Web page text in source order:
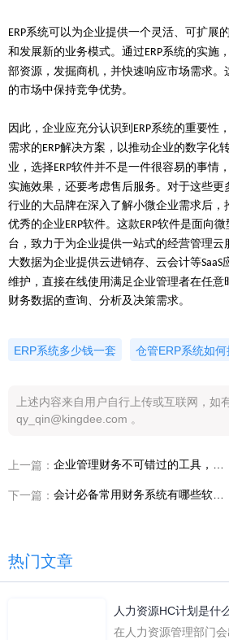
ERP系统可以为企业提供一个灵活、可扩展
和发展新的业务模式。通过ERP系统的实施
部资源，发掘商机，并快速响应市场需求。
的市场中保持竞争优势。
因此，企业应充分认识到 ERP系统的重要性
需求的ERP解决方案，以推动企业的数字化
业，选择ERP软件并不是一件很容易的事情
实施效果，还要考虑售后服务。对于这些更
行业的大品牌在深入了解小微企业需求后，
优秀的企业ERP软件。这款ERP软件是面向
台，致力于为企业提供一站式的经营管理云
大数据为企业提供云进销存、云会计等SaaS
维护，直接在线使用满足企业管理者在任意
财务数据的查询、分析及决策需求。
ERP系统多少钱一套 仓管ERP系统如
上述内容来自用户自行上传或互联网，如
qy_qin@kingdee.com 。
上一篇：
下一篇：
热门文章
人力资源HC计划是什
在人力资源管理部门